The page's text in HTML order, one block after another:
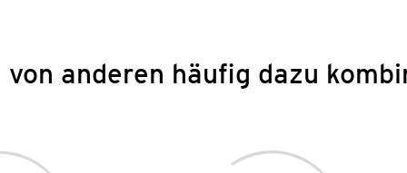
von anderen häufig dazu